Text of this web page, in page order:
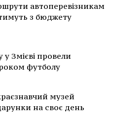
автоперевізникам
з бюджету
у Змієві провели
футболу
музей
на своє день